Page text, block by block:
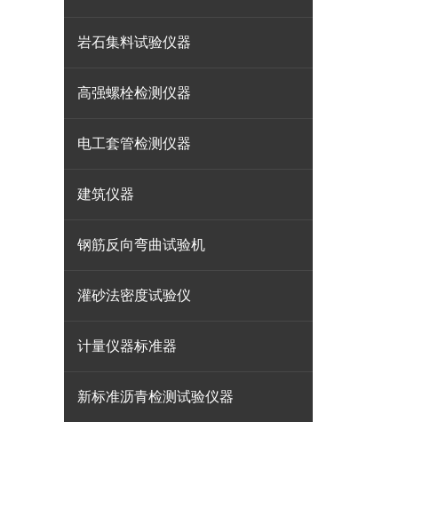
岩石集料试验仪器
高强螺栓检测仪器
电工套管检测仪器
建筑仪器
钢筋反向弯曲试验机
灌砂法密度试验仪
计量仪器标准器
新标准沥青检测试验仪器